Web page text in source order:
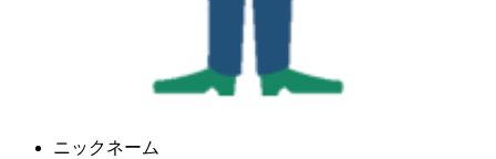
ニックネーム